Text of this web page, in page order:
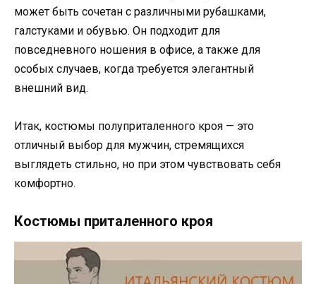
может быть сочетан с различными рубашками,
галстуками и обувью. Он подходит для
повседневного ношения в офисе, а также для
особых случаев, когда требуется элегантный
внешний вид.
Итак, костюмы полуприталенного кроя — это
отличный выбор для мужчин, стремящихся
выглядеть стильно, но при этом чувствовать себя
комфортно.
Костюмы приталенного кроя